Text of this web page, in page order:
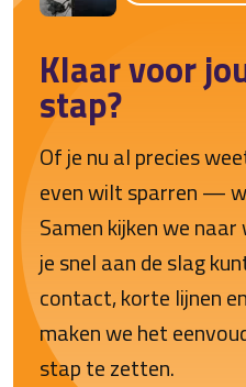
Klaar voor
stap?
Of je nu al precies
even wilt sparren —
Samen kijken we
je snel aan de slag
contact, korte lijnen
maken we het
stap te zetten.